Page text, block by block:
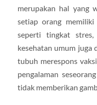
merupakan hal yang
setiap orang
seperti tingkat
kesehatan umum juga
tubuh merespons
pengalaman
tidak memberikan